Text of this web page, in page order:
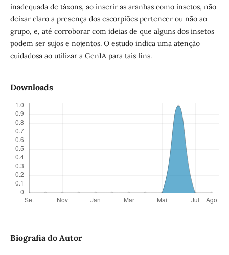
inadequada de táxons, ao inserir as aranhas como insetos, não
deixar claro a presença dos escorpiões pertencer ou não ao
grupo, e, até corroborar com ideias de que alguns dos insetos
podem ser sujos e nojentos. O estudo indica uma atenção
cuidadosa ao utilizar a GenIA para tais fins.
Downloads
Biografia do Autor